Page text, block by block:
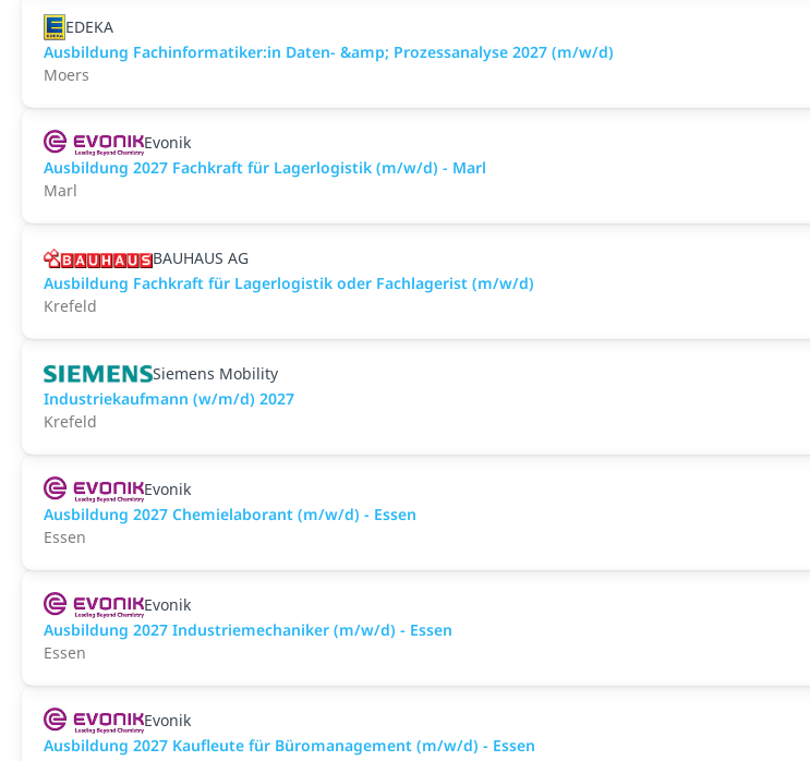
EDEKA
Ausbildung Fachinformatiker:in Daten- &amp; Prozessanalyse 2027 (m/w/d)
Moers
Evonik
Ausbildung 2027 Fachkraft für Lagerlogistik (m/w/d) - Marl
Marl
BAUHAUS AG
Ausbildung Fachkraft für Lagerlogistik oder Fachlagerist (m/w/d)
Krefeld
Siemens Mobility
Industriekaufmann (w/m/d) 2027
Krefeld
Evonik
Ausbildung 2027 Chemielaborant (m/w/d) - Essen
Essen
Evonik
Ausbildung 2027 Industriemechaniker (m/w/d) - Essen
Essen
Evonik
Ausbildung 2027 Kaufleute für Büromanagement (m/w/d) - Essen